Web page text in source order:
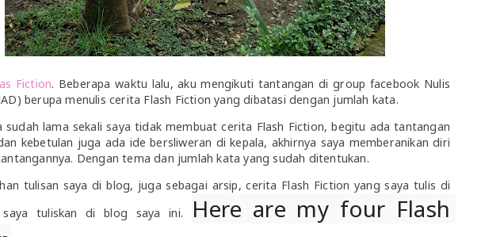
Fiction. Beberapa waktu lalu, aku mengikuti tantangan di group facebook Nulis
berupa menulis cerita Flash Fiction yang dibatasi dengan jumlah kata.
sudah lama sekali saya tidak membuat cerita Flash Fiction, begitu ada tantangan
kebetulan juga ada ide bersliweran di kepala, akhirnya saya memberanikan diri
Dengan tema dan jumlah kata yang sudah ditentukan.
tulisan saya di blog, juga sebagai arsip, cerita Flash Fiction yang saya tulis di
saya tuliskan di blog saya ini.
Here are my four Flash